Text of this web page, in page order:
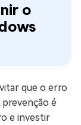
o
que o erro
é
e investir